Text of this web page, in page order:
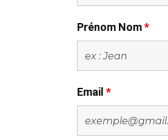
Prénom Nom*
Email *